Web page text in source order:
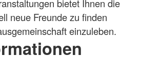
bietet Ihnen die
neue Freunde zu finden
einzuleben.